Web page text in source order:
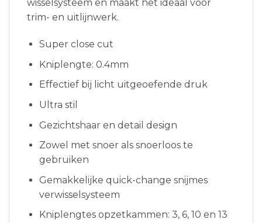
wisselsysteem en maakt het ideaal voor
trim- en uitlijnwerk.
Super close cut
Kniplengte: 0.4mm
Effectief bij licht uitgeoefende druk
Ultra stil
Gezichtshaar en detail design
Zowel met snoer als snoerloos te
gebruiken
Gemakkelijke quick-change snijmes
verwisselsysteem
Kniplengtes opzetkammen: 3, 6, 10 en 13